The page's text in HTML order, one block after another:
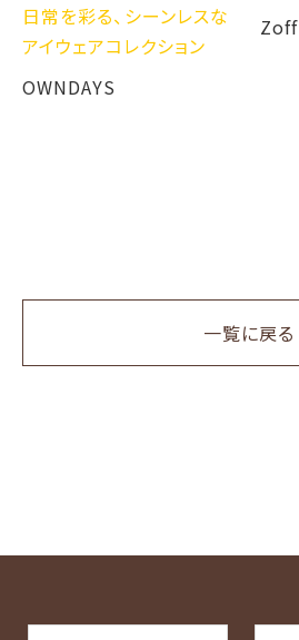
日常を彩る、シーンレスな
アイウェアコレクション
OWNDAYS
Zoff
一覧に戻る